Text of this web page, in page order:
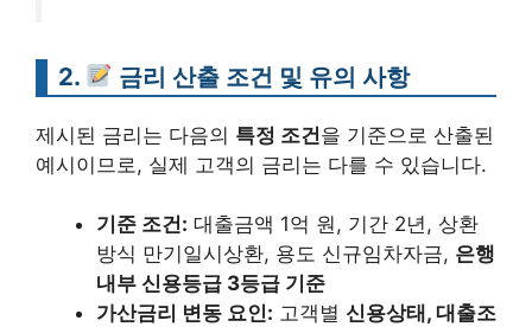
2. 금리 산출 조건 및 유의 사항
제시된 금리는 다음의 특정 조건을 기준으로 산출된
예시이므로, 실제 고객의 금리는 다를 수 있습니다.
기준 조건: 대출금액 1억 원, 기간 2년, 상환
방식 만기일시상환, 용도 신규임차자금, 은행
내부 신용등급 3등급 기준
가산금리 변동 요인: 고객별 신용상태, 대출조